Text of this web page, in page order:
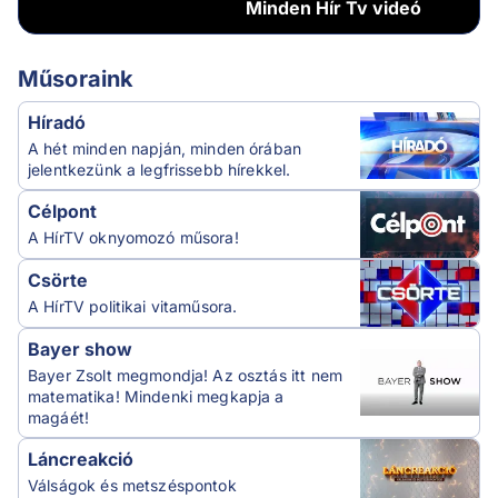
Minden Hír Tv videó
Műsoraink
Híradó
A hét minden napján, minden órában
jelentkezünk a legfrissebb hírekkel.
Célpont
A HírTV oknyomozó műsora!
Csörte
A HírTV politikai vitaműsora.
Bayer show
Bayer Zsolt megmondja! Az osztás itt nem
matematika! Mindenki megkapja a
magáét!
Láncreakció
Válságok és metszéspontok